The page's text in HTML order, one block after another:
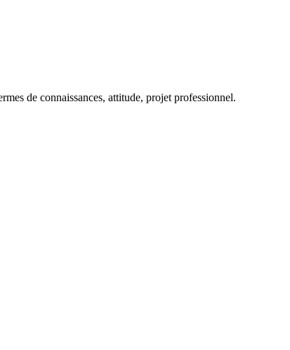
de connaissances, attitude, projet professionnel.